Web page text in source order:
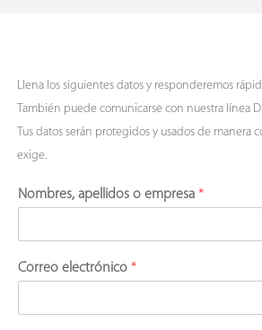
seriamente su casa o empresa.
Llena los siguientes datos y responderemos
También puede comunicarse con nuestra línea
Tus datos serán protegidos y usados de manera
exige.
Nombres, apellidos o empresa *
Correo electrónico *